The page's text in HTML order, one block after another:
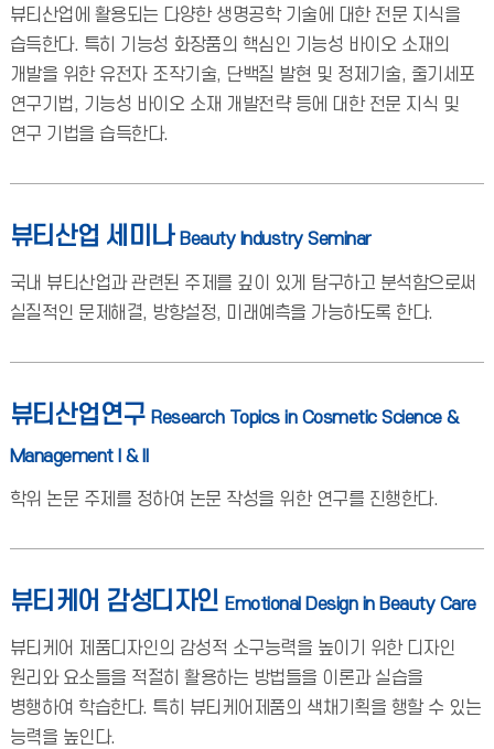
뷰티산업에 활용되는 다양한 생명공학 기술에 대한 전문 지식을
습득한다. 특히 기능성 화장품의 핵심인 기능성 바이오 소재의
개발을 위한 유전자 조작기술, 단백질 발현 및 정제기술, 줄기세포
연구기법, 기능성 바이오 소재 개발전략 등에 대한 전문 지식 및
연구 기법을 습득한다.
뷰티산업 세미나 Beauty Industry Seminar
국내 뷰티산업과 관련된 주제를 깊이 있게 탐구하고 분석함으로써
실질적인 문제해결, 방향설정, 미래예측을 가능하도록 한다.
뷰티산업연구 Research Topics in Cosmetic Science &
Management I & II
학위 논문 주제를 정하여 논문 작성을 위한 연구를 진행한다.
뷰티케어 감성디자인 Emotional Design in Beauty Care
뷰티케어 제품디자인의 감성적 소구능력을 높이기 위한 디자인
원리와 요소들을 적절히 활용하는 방법들을 이론과 실습을
병행하여 학습한다. 특히 뷰티케어제품의 색채기획을 행할 수 있는
능력을 높인다.